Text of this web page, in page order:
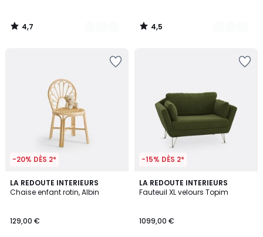
4,7
/
4,5
/
-20% DÈS 2*
LA REDOUTE INTERIEURS
Chaise enfant rotin, Albin
129,00 €
-15% DÈS 2*
LA REDOUTE INTERIEURS
Fauteuil XL velours Topim
1099,00 €
3,8
/ 5
6
Couleurs